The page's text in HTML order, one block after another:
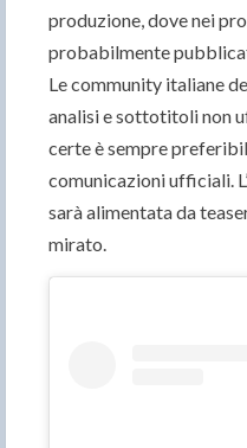
produzione, dove nei
probabilmente
Le community italiane
analisi e sottotitoli non
certe è sempre
comunicazioni ufficiali.
sarà alimentata da
mirato.